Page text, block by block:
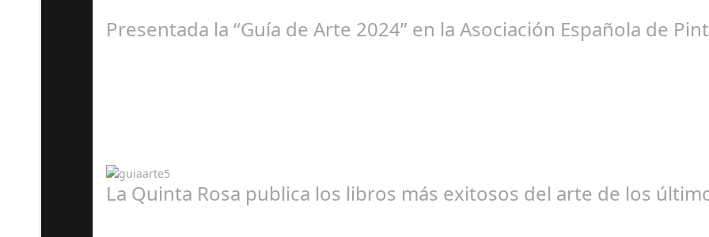
Presentada la “Guía de Arte 2024” en la Asociación Española de
La Quinta Rosa publica los libros más exitosos del arte de los